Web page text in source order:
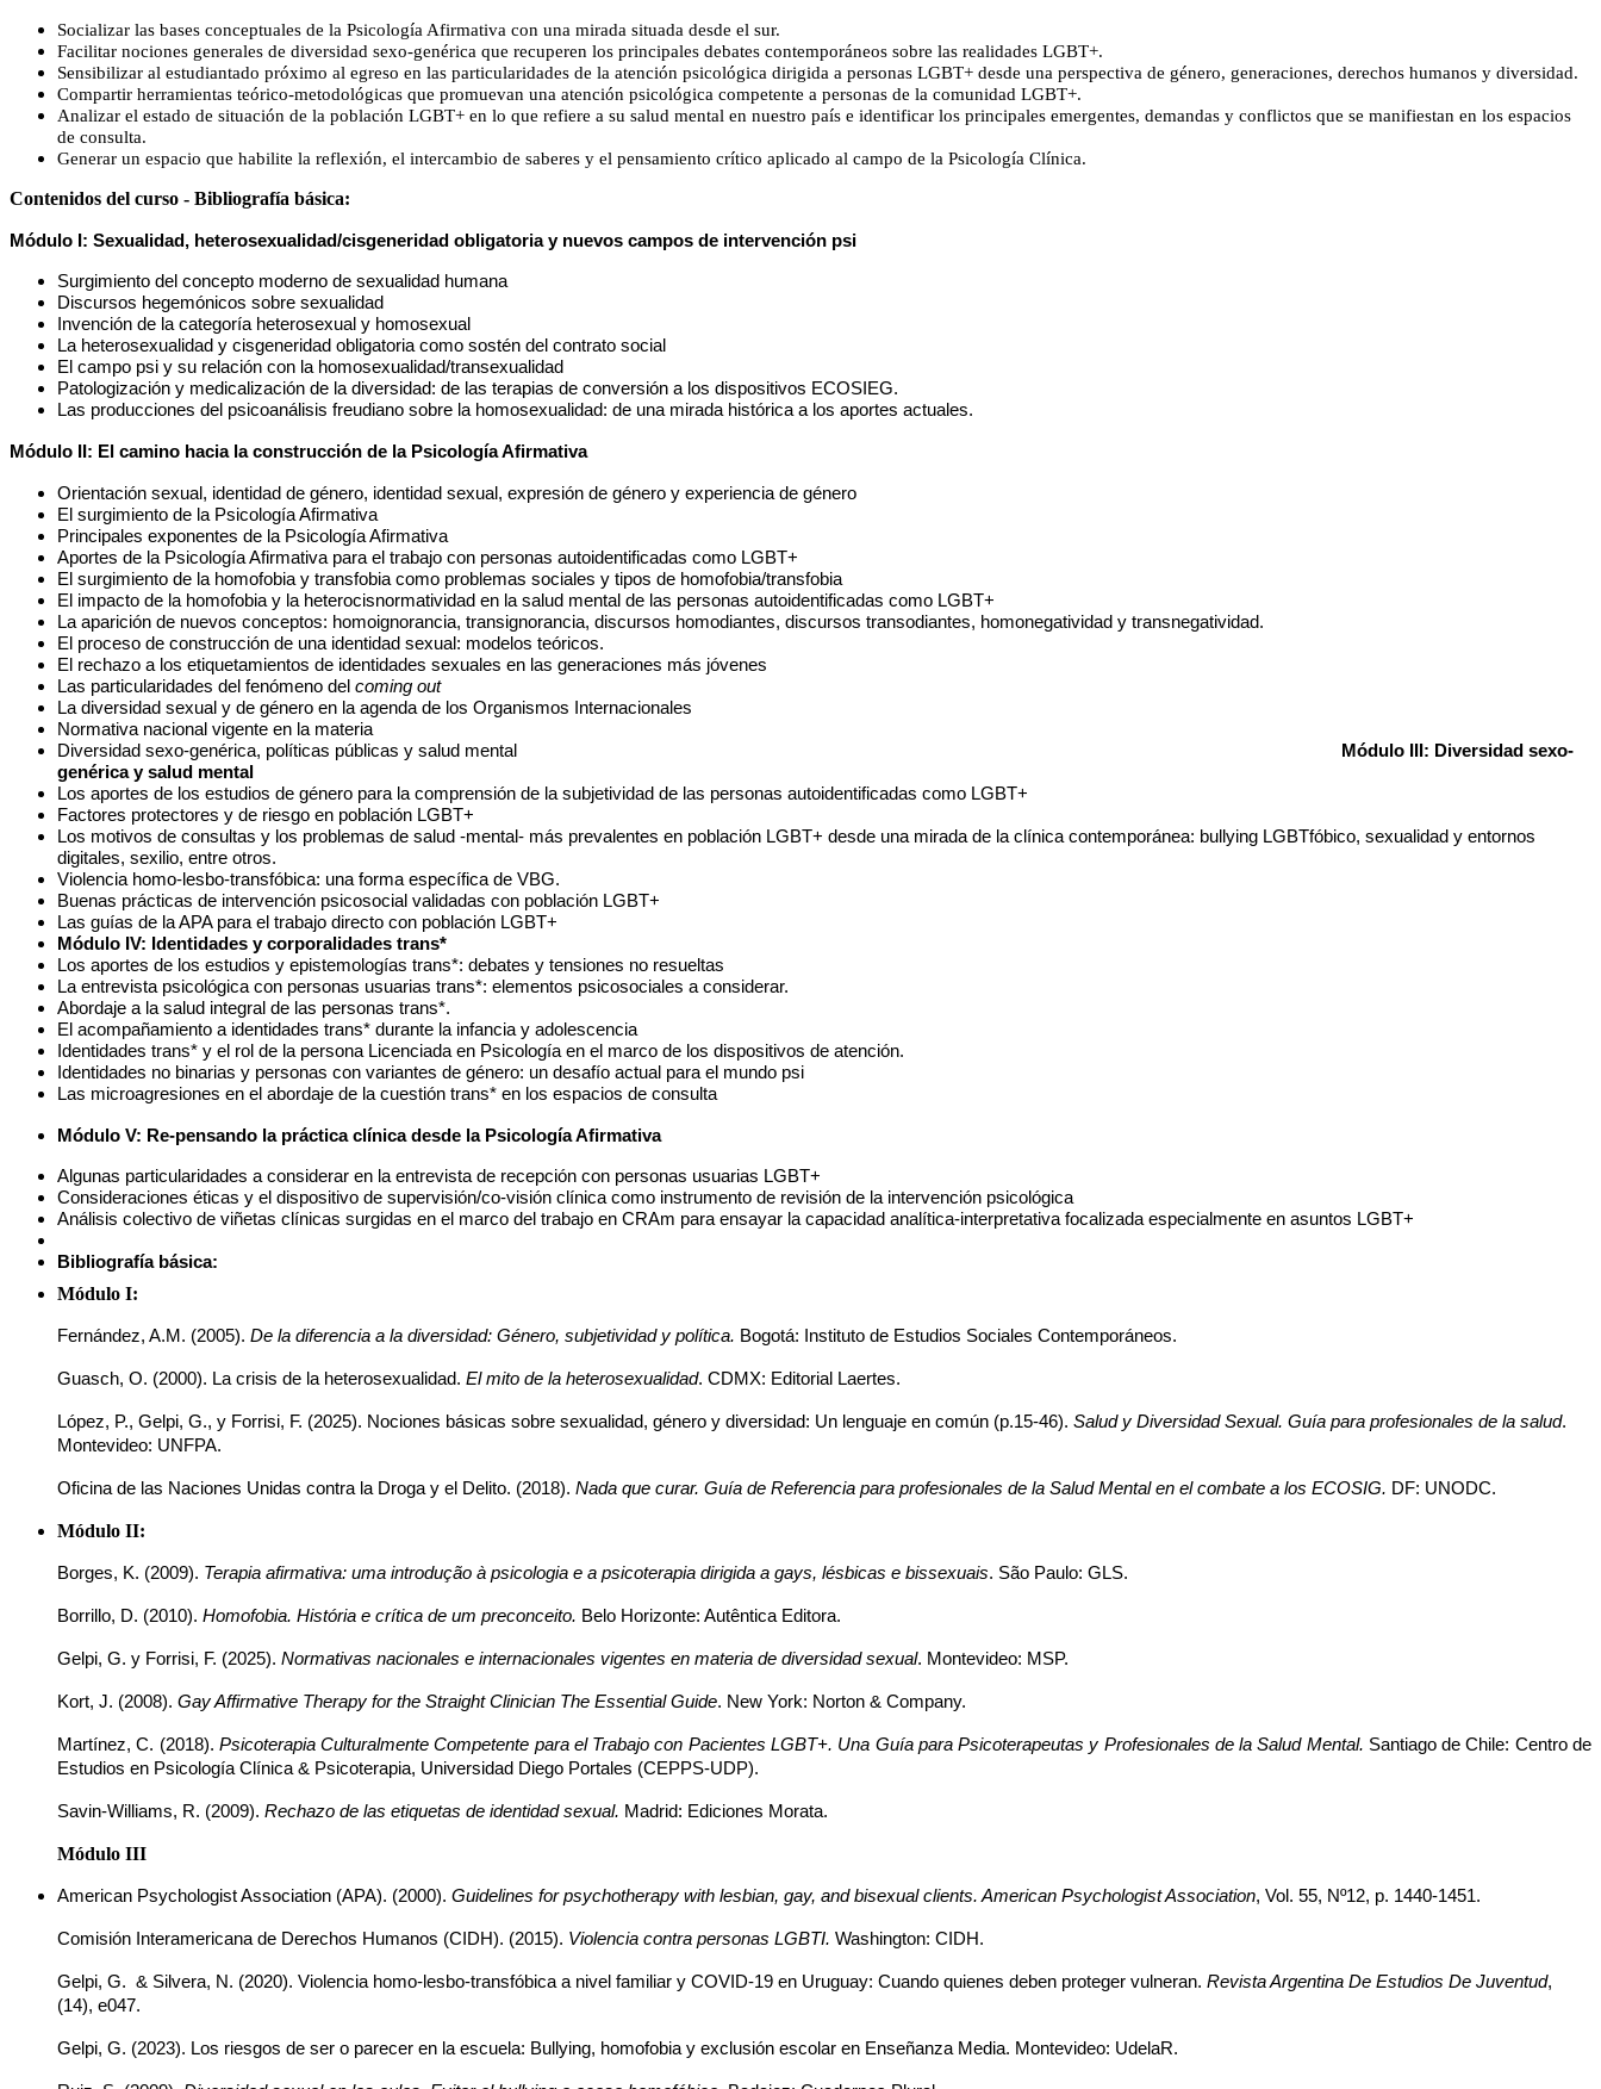
Socializar las bases conceptuales de la Psicología Afirmativa con una mirada situada desde el sur.
Facilitar nociones generales de diversidad sexo-genérica que recuperen los principales debates contemporáneos sobre las realidades LGBT+.
Sensibilizar al estudiantado próximo al egreso en las particularidades de la atención psicológica dirigida a personas LGBT+ desde una perspectiva de género, generaciones, derechos humanos y diversidad.
Compartir herramientas teórico-metodológicas que promuevan una atención psicológica competente a personas de la comunidad LGBT+.
Analizar el estado de situación de la población LGBT+ en lo que refiere a su salud mental en nuestro país e identificar los principales emergentes, demandas y conflictos que se manifiestan en los espacios
de consulta.
Generar un espacio que habilite la reflexión, el intercambio de saberes y el pensamiento crítico aplicado al campo de la Psicología Clínica.
Contenidos del curso - Bibliografía básica:
Módulo I: Sexualidad, heterosexualidad/cisgeneridad obligatoria y nuevos campos de intervención psi
Surgimiento del concepto moderno de sexualidad humana
Discursos hegemónicos sobre sexualidad
Invención de la categoría heterosexual y homosexual
La heterosexualidad y cisgeneridad obligatoria como sostén del contrato social
El campo psi y su relación con la homosexualidad/transexualidad
Patologización y medicalización de la diversidad: de las terapias de conversión a los dispositivos ECOSIEG.
Las producciones del psicoanálisis freudiano sobre la homosexualidad: de una mirada histórica a los aportes actuales.
Módulo II: El camino hacia la construcción de la Psicología Afirmativa
Orientación sexual, identidad de género, identidad sexual, expresión de género y experiencia de género
El surgimiento de la Psicología Afirmativa
Principales exponentes de la Psicología Afirmativa
Aportes de la Psicología Afirmativa para el trabajo con personas autoidentificadas como LGBT+
El surgimiento de la homofobia y transfobia como problemas sociales y tipos de homofobia/transfobia
El impacto de la homofobia y la heterocisnormatividad en la salud mental de las personas autoidentificadas como LGBT+
La aparición de nuevos conceptos: homoignorancia, transignorancia, discursos homodiantes, discursos transodiantes, homonegatividad y transnegatividad.
El proceso de construcción de una identidad sexual: modelos teóricos.
El rechazo a los etiquetamientos de identidades sexuales en las generaciones más jóvenes
Las particularidades del fenómeno del coming out
La diversidad sexual y de género en la agenda de los Organismos Internacionales
Normativa nacional vigente en la materia
Diversidad sexo-genérica, políticas públicas y salud mental
Módulo III: Diversidad sexo-
genérica y salud mental
Los aportes de los estudios de género para la comprensión de la subjetividad de las personas autoidentificadas como LGBT+
Factores protectores y de riesgo en población LGBT+
Los motivos de consultas y los problemas de salud -mental- más prevalentes en población LGBT+ desde una mirada de la clínica contemporánea: bullying LGBTfóbico, sexualidad y entornos
digitales, sexilio, entre otros.
Violencia homo-lesbo-transfóbica: una forma específica de VBG.
Buenas prácticas de intervención psicosocial validadas con población LGBT+
Las guías de la APA para el trabajo directo con población LGBT+
Módulo IV: Identidades y corporalidades trans*
Los aportes de los estudios y epistemologías trans*: debates y tensiones no resueltas
La entrevista psicológica con personas usuarias trans*: elementos psicosociales a considerar.
Abordaje a la salud integral de las personas trans*.
El acompañamiento a identidades trans* durante la infancia y adolescencia
Identidades trans* y el rol de la persona Licenciada en Psicología en el marco de los dispositivos de atención.
Identidades no binarias y personas con variantes de género: un desafío actual para el mundo psi
Las microagresiones en el abordaje de la cuestión trans* en los espacios de consulta
Módulo V: Re-pensando la práctica clínica desde la Psicología Afirmativa
Algunas particularidades a considerar en la entrevista de recepción con personas usuarias LGBT+
Consideraciones éticas y el dispositivo de supervisión/co-visión clínica como instrumento de revisión de la intervención psicológica
Análisis colectivo de viñetas clínicas surgidas en el marco del trabajo en CRAm para ensayar la capacidad analítica-interpretativa focalizada especialmente en asuntos LGBT+
Bibliografía básica:
Módulo I:
Fernández, A.M. (2005). De la diferencia a la diversidad: Género, subjetividad y política. Bogotá: Instituto de Estudios Sociales Contemporáneos.
Guasch, O. (2000). La crisis de la heterosexualidad. El mito de la heterosexualidad. CDMX: Editorial Laertes.
López, P., Gelpi, G., y Forrisi, F. (2025). Nociones básicas sobre sexualidad, género y diversidad: Un lenguaje en común (p.15-46). Salud y Diversidad Sexual. Guía para profesionales de la salud.
Montevideo: UNFPA.
Oficina de las Naciones Unidas contra la Droga y el Delito. (2018). Nada que curar. Guía de Referencia para profesionales de la Salud Mental en el combate a los ECOSIG. DF: UNODC.
Módulo II:
Borges, K. (2009). Terapia afirmativa: uma introdução à psicologia e a psicoterapia dirigida a gays, lésbicas e bissexuais. São Paulo: GLS.
Borrillo, D. (2010). Homofobia. História e crítica de um preconceito. Belo Horizonte: Autêntica Editora.
Gelpi, G. y Forrisi, F. (2025). Normativas nacionales e internacionales vigentes en materia de diversidad sexual. Montevideo: MSP.
Kort, J. (2008). Gay Affirmative Therapy for the Straight Clinician The Essential Guide. New York: Norton & Company.
Martínez, C. (2018). Psicoterapia Culturalmente Competente para el Trabajo con Pacientes LGBT+. Una Guía para Psicoterapeutas y Profesionales de la Salud Mental. Santiago de Chile: Centro de
Estudios en Psicología Clínica & Psicoterapia, Universidad Diego Portales (CEPPS-UDP).
Savin-Williams, R. (2009). Rechazo de las etiquetas de identidad sexual. Madrid: Ediciones Morata.
Módulo III
American Psychologist Association (APA). (2000). Guidelines for psychotherapy with lesbian, gay, and bisexual clients. American Psychologist Association, Vol. 55, Nº12, p. 1440-1451.
Comisión Interamericana de Derechos Humanos (CIDH). (2015). Violencia contra personas LGBTI. Washington: CIDH.
Gelpi, G.  & Silvera, N. (2020). Violencia homo-lesbo-transfóbica a nivel familiar y COVID-19 en Uruguay: Cuando quienes deben proteger vulneran. Revista Argentina De Estudios De Juventud,
(14), e047.
Gelpi, G. (2023). Los riesgos de ser o parecer en la escuela: Bullying, homofobia y exclusión escolar en Enseñanza Media. Montevideo: UdelaR.